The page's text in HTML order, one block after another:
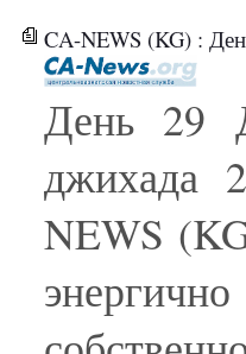
CA-NEWS (KG) :
День 29
джихада
NEWS